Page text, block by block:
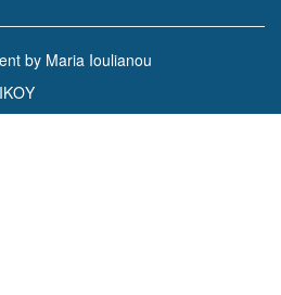
by Maria Ioulianou